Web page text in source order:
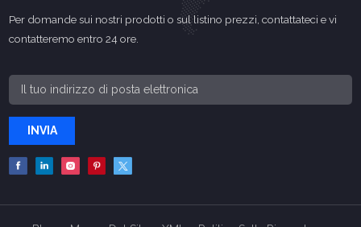
Per domande sui nostri prodotti o sul listino prezzi, contattateci e vi
contatteremo entro 24 ore.
INVIA